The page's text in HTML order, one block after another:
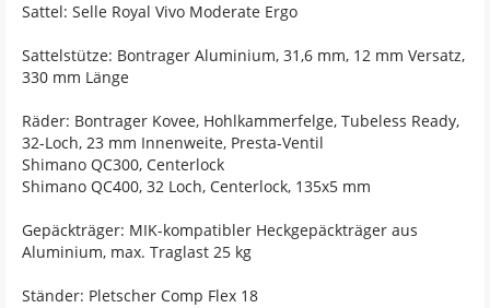
Sattel: Selle Royal Vivo Moderate Ergo
Sattelstütze: Bontrager Aluminium, 31,6 mm, 12 mm Versatz,
330 mm Länge
Räder: Bontrager Kovee, Hohlkammerfelge, Tubeless Ready,
32-Loch, 23 mm Innenweite, Presta-Ventil
Shimano QC300, Centerlock
Shimano QC400, 32 Loch, Centerlock, 135x5 mm
Gepäckträger: MIK-kompatibler Heckgepäckträger aus
Aluminium, max. Traglast 25 kg
Ständer: Pletscher Comp Flex 18